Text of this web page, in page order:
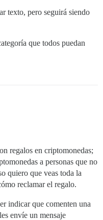
texto, pero seguirá siendo
que todos puedan
regalos en criptomonedas;
a personas que no
quiero que veas toda la
reclamar el regalo.
indicar que comenten una
envíe un mensaje